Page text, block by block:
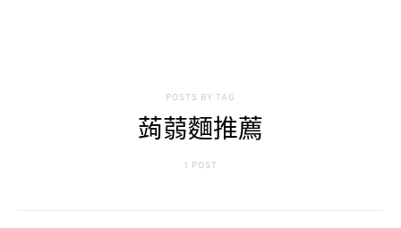
POSTS BY TAG
蒟蒻麵推薦
1 POST